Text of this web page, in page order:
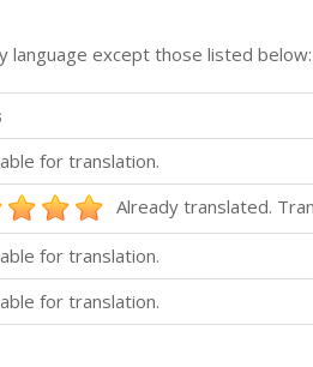
language except those listed below:
for translation.
Already translated.
for translation.
for translation.